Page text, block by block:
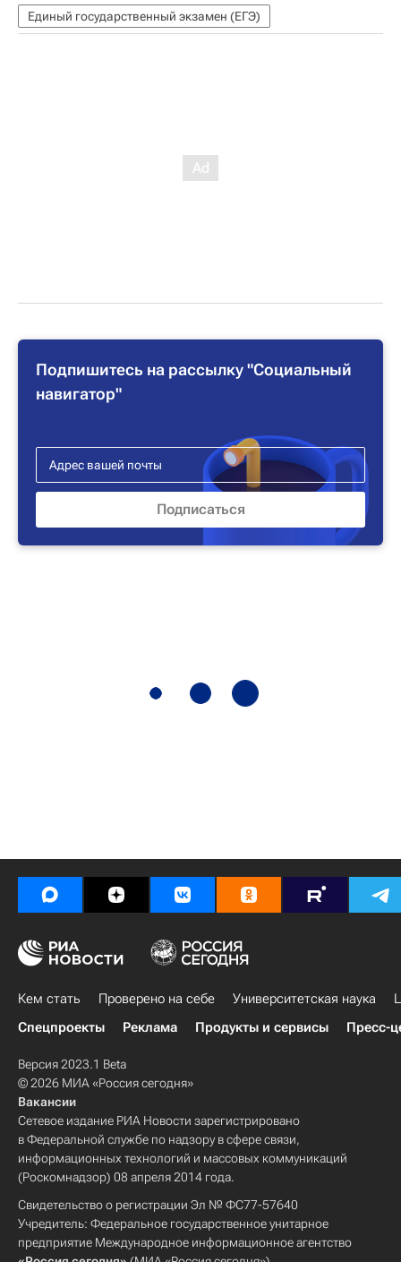
Единый государственный экзамен (ЕГЭ)
Подпишитесь на рассылку "Социальный
навигатор"
Кем стать Проверено на себе Университетская наука
Спецпроекты
Реклама Продукты и сервисы Пресс-
Версия 2023.1 Beta
© 2026 МИА «Россия сегодня»
Вакансии
Сетевое издание РИА Новости зарегистрировано
в Федеральной службе по надзору в сфере связи,
информационных технологий и массовых коммуникаций
(Роскомнадзор) 08 апреля 2014 года.
Свидетельство о регистрации Эл № ФС77-57640
Учредитель: Федеральное государственное унитарное
предприятие Международное информационное агентство